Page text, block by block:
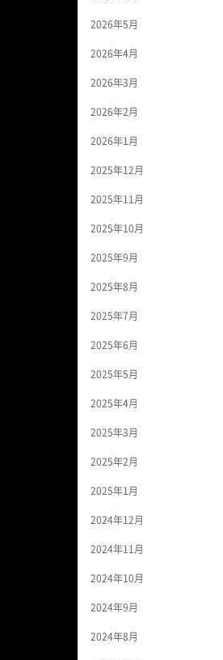
2026年5月
2026年4月
2026年3月
2026年2月
2026年1月
2025年12月
2025年11月
2025年10月
2025年9月
2025年8月
2025年7月
2025年6月
2025年5月
2025年4月
2025年3月
2025年2月
2025年1月
2024年12月
2024年11月
2024年10月
2024年9月
2024年8月